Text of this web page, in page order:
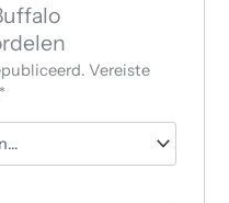
Vereiste
*